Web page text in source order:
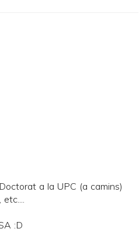
a la UPC (a camins)
:D